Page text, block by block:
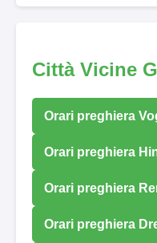
Città Vicine
Orari preghiera
Orari preghiera
Orari preghiera
Orari preghiera